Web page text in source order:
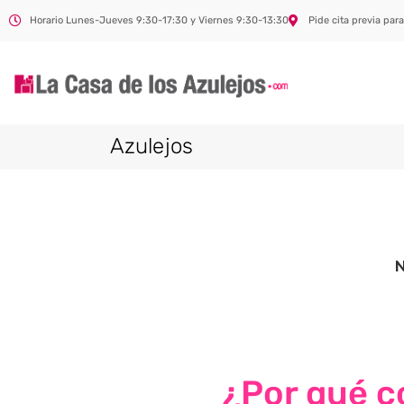
Horario Lunes-Jueves 9:30-17:30 y Viernes 9:30-13:30 Pide cita previa
Azulejos
¿Por qué